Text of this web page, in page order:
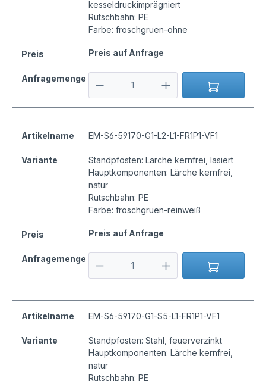
kesseldruckimprägniert
Rutschbahn: PE
Farbe: froschgruen-ohne
Preis Preis auf Anfrage
Anfragemenge
Artikelname EM-S6-59170-G1-L2-L1-FR1P1-VF1
Variante
Standpfosten: Lärche kernfrei, lasiert
Hauptkomponenten: Lärche kernfrei,
natur
Rutschbahn: PE
Farbe: froschgruen-reinweiß
Preis Preis auf Anfrage
Anfragemenge
Artikelname EM-S6-59170-G1-S5-L1-FR1P1-VF1
Variante
Standpfosten: Stahl, feuerverzinkt
Hauptkomponenten: Lärche kernfrei,
natur
Rutschbahn: PE